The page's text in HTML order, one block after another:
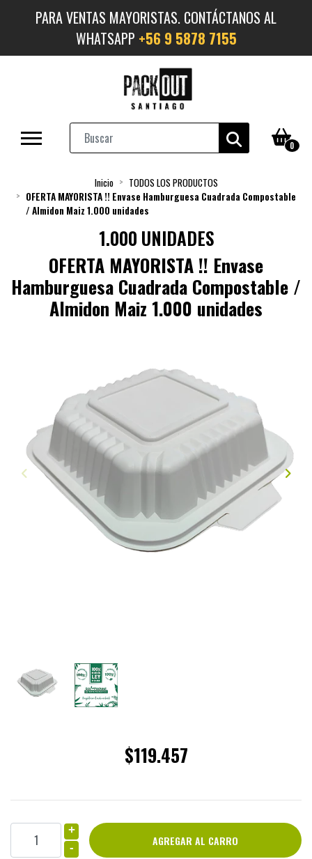
PARA VENTAS MAYORISTAS. CONTÁCTANOS AL
WHATSAPP +56 9 5878 7155
0
Inicio
TODOS LOS PRODUCTOS
OFERTA MAYORISTA !! Envase Hamburguesa Cuadrada Compostable
/ Almidon Maiz 1.000 unidades
1.000 UNIDADES
OFERTA MAYORISTA !! Envase
Hamburguesa Cuadrada Compostable /
Almidon Maiz 1.000 unidades
$119.457
+
-